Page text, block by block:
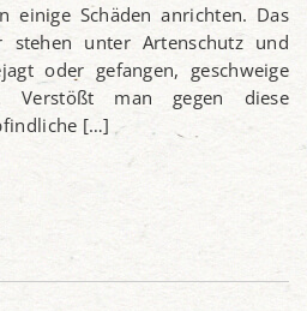
einige Schäden anrichten. Das
stehen unter Artenschutz und
oder gefangen, geschweige
Verstößt man gegen diese
[…]